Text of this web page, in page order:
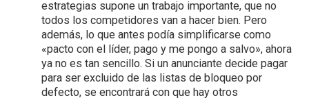
estrategias supone un trabajo importante, que no
todos los competidores van a hacer bien. Pero
además, lo que antes podía simplificarse como
«pacto con el líder, pago y me pongo a salvo», ahora
ya no es tan sencillo. Si un anunciante decide pagar
para ser excluido de las listas de bloqueo por
defecto, se encontrará con que hay otros